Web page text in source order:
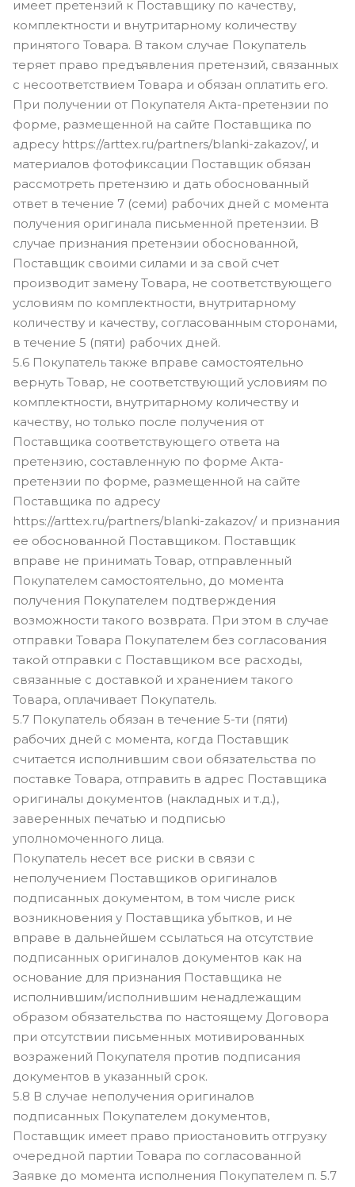
имеет претензий к Поставщику по качеству,
комплектности и внутритарному количеству
принятого Товара. В таком случае Покупатель
теряет право предъявления претензий, связанных
с несоответствием Товара и обязан оплатить его.
При получении от Покупателя Акта-претензии по
форме, размещенной на сайте Поставщика по
адресу https://arttex.ru/partners/blanki-zakazov/, и
материалов фотофиксации Поставщик обязан
рассмотреть претензию и дать обоснованный
ответ в течение 7 (семи) рабочих дней с момента
получения оригинала письменной претензии. В
случае признания претензии обоснованной,
Поставщик своими силами и за свой счет
производит замену Товара, не соответствующего
условиям по комплектности, внутритарному
количеству и качеству, согласованным сторонами,
в течение 5 (пяти) рабочих дней.
5.6 Покупатель также вправе самостоятельно
вернуть Товар, не соответствующий условиям по
комплектности, внутритарному количеству и
качеству, но только после получения от
Поставщика соответствующего ответа на
претензию, составленную по форме Акта-
претензии по форме, размещенной на сайте
Поставщика по адресу
https://arttex.ru/partners/blanki-zakazov/ и признания
ее обоснованной Поставщиком. Поставщик
вправе не принимать Товар, отправленный
Покупателем самостоятельно, до момента
получения Покупателем подтверждения
возможности такого возврата. При этом в случае
отправки Товара Покупателем без согласования
такой отправки с Поставщиком все расходы,
связанные с доставкой и хранением такого
Товара, оплачивает Покупатель.
5.7 Покупатель обязан в течение 5-ти (пяти)
рабочих дней с момента, когда Поставщик
считается исполнившим свои обязательства по
поставке Товара, отправить в адрес Поставщика
оригиналы документов (накладных и т.д.),
заверенных печатью и подписью
уполномоченного лица.
Покупатель несет все риски в связи с
неполучением Поставщиков оригиналов
подписанных документом, в том числе риск
возникновения у Поставщика убытков, и не
вправе в дальнейшем ссылаться на отсутствие
подписанных оригиналов документов как на
основание для признания Поставщика не
исполнившим/исполнившим ненадлежащим
образом обязательства по настоящему Договора
при отсутствии письменных мотивированных
возражений Покупателя против подписания
документов в указанный срок.
5.8 В случае неполучения оригиналов
подписанных Покупателем документов,
Поставщик имеет право приостановить отгрузку
очередной партии Товара по согласованной
Заявке до момента исполнения Покупателем п. 5.7